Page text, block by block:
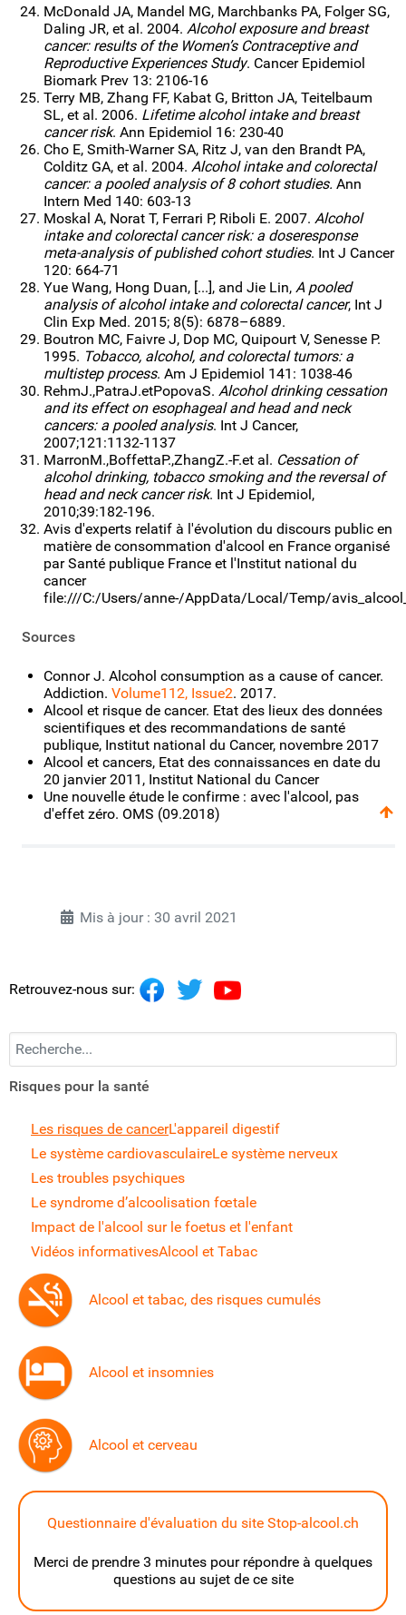
McDonald JA, Mandel MG, Marchbanks PA, Folger SG,
Daling JR, et al. 2004. Alcohol exposure and breast
cancer: results of the Women’s Contraceptive and
Reproductive Experiences Study. Cancer Epidemiol
Biomark Prev 13: 2106-16
Terry MB, Zhang FF, Kabat G, Britton JA, Teitelbaum
SL, et al. 2006. Lifetime alcohol intake and breast
cancer risk. Ann Epidemiol 16: 230-40
Cho E, Smith-Warner SA, Ritz J, van den Brandt PA,
Colditz GA, et al. 2004. Alcohol intake and colorectal
cancer: a pooled analysis of 8 cohort studies. Ann
Intern Med 140: 603-13
Moskal A, Norat T, Ferrari P, Riboli E. 2007. Alcohol
intake and colorectal cancer risk: a doseresponse
meta-analysis of published cohort studies. Int J Cancer
120: 664-71
Yue Wang, Hong Duan, [...], and Jie Lin, A pooled
analysis of alcohol intake and colorectal cancer, Int J
Clin Exp Med. 2015; 8(5): 6878–6889.
Boutron MC, Faivre J, Dop MC, Quipourt V, Senesse P.
1995. Tobacco, alcohol, and colorectal tumors: a
multistep process. Am J Epidemiol 141: 1038-46
Rehm­J.,­Patra­J.­et­Popova­S. Alcohol drinking cessation
and its effect on esophageal and head and neck
cancers: a pooled analysis. Int J Cancer,
2007;121:1132-1137
Marron­M.,­Boffetta­P.,­Zhang­Z.-F.­et al. Cessation of
alcohol drinking, tobacco smoking and the reversal of
head and neck cancer risk. Int J Epidemiol,
2010;39:182-196.
Avis d'experts relatif à l'évolution du discours public en
matière de consommation d'alcool en France organisé
par Santé publique France et l'Institut national du
cancer
file:///C:/Users/anne-/AppData/Local/Temp/
Sources
Connor J. Alcohol consumption as a cause of cancer.
Addiction. Volume112, Issue2. 2017.
Alcool et risque de cancer. Etat des lieux des données
scientifiques et des recommandations de santé
publique, Institut national du Cancer, novembre 2017
Alcool et cancers, Etat des connaissances en date du
20 janvier 2011, Institut National du Cancer
Une nouvelle étude le confirme : avec l'alcool, pas
d'effet zéro. OMS (09.2018)
Mis à jour : 30 avril 2021
Retrouvez-nous sur:
Recherchez...
Risques pour la santé
Les risques de cancerL'appareil digestif
Le système cardiovasculaireLe système nerveux
Les troubles psychiques
Le syndrome d’alcoolisation fœtale
Impact de l'alcool sur le foetus et l'enfant
Vidéos informativesAlcool et Tabac
Alcool et tabac, des risques cumulés
Alcool et insomnies
Alcool et cerveau
Questionnaire d'évaluation du site Stop-alcool.ch
Merci de prendre 3 minutes pour répondre à quelques
questions au sujet de ce site